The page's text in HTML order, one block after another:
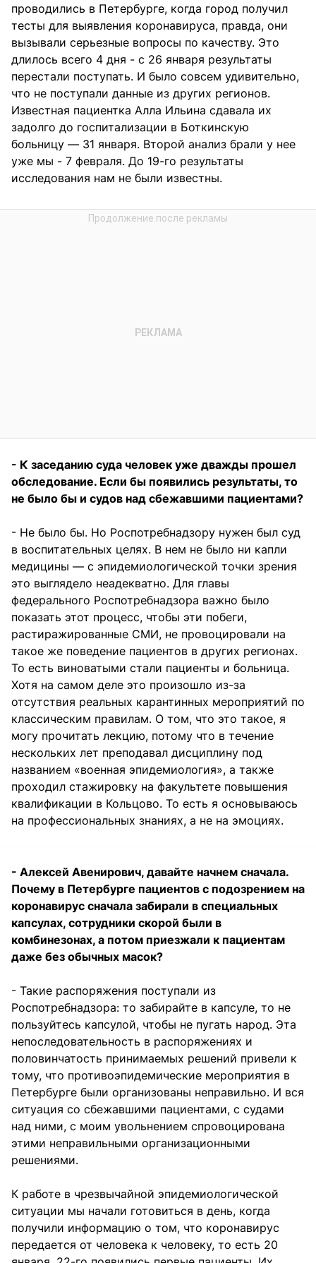
проводились в Петербурге, когда город получил
тесты для выявления коронавируса, правда, они
вызывали серьезные вопросы по качеству. Это
длилось всего 4 дня - с 26 января результаты
перестали поступать. И было совсем удивительно,
что не поступали данные из других регионов.
Известная пациентка Алла Ильина сдавала их
задолго до госпитализации в Боткинскую
больницу — 31 января. Второй анализ брали у нее
уже мы - 7 февраля. До 19-го результаты
исследования нам не были известны.
- К заседанию суда человек уже дважды прошел
обследование. Если бы появились результаты, то
не было бы и судов над сбежавшими пациентами?
- Не было бы. Но Роспотребнадзору нужен был суд
в воспитательных целях. В нем не было ни капли
медицины — с эпидемиологической точки зрения
это выглядело неадекватно. Для главы
федерального Роспотребнадзора важно было
показать этот процесс, чтобы эти побеги,
растиражированные СМИ, не провоцировали на
такое же поведение пациентов в других регионах.
То есть виноватыми стали пациенты и больница.
Хотя на самом деле это произошло из-за
отсутствия реальных карантинных мероприятий по
классическим правилам. О том, что это такое, я
могу прочитать лекцию, потому что в течение
нескольких лет преподавал дисциплину под
названием «военная эпидемиология», а также
проходил стажировку на факультете повышения
квалификации в Кольцово. То есть я основываюсь
на профессиональных знаниях, а не на эмоциях.
- Алексей Авенирович, давайте начнем сначала.
Почему в Петербурге пациентов с подозрением на
коронавирус сначала забирали в специальных
капсулах, сотрудники скорой были в
комбинезонах, а потом приезжали к пациентам
даже без обычных масок?
- Такие распоряжения поступали из
Роспотребнадзора: то забирайте в капсуле, то не
пользуйтесь капсулой, чтобы не пугать народ. Эта
непоследовательность в распоряжениях и
половинчатость принимаемых решений привели к
тому, что противоэпидемические мероприятия в
Петербурге были организованы неправильно. И вся
ситуация со сбежавшими пациентами, с судами
над ними, с моим увольнением спровоцирована
этими неправильными организационными
решениями.
К работе в чрезвычайной эпидемиологической
ситуации мы начали готовиться в день, когда
получили информацию о том, что коронавирус
передается от человека к человеку, то есть 20